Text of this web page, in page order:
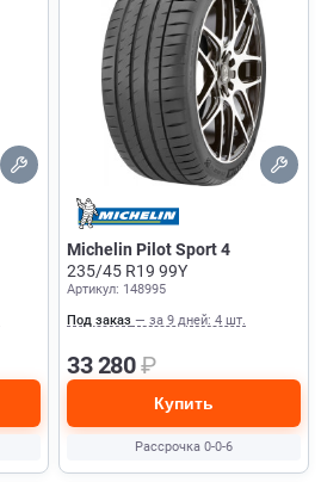
Michelin Pilot Sport 4
235/45 R19 99Y
Артикул: 148995
Под заказ — за 9 дней: 4 шт.
33 280₽
Купить
Рассрочка 0-0-6